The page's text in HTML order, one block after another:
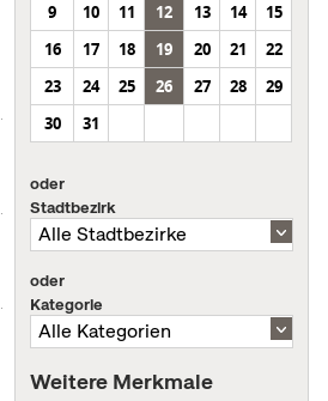
9
10 11 12 13 14
15
16
17 18 19 20 21
22
23
24 25 26 27 28
29
30
31
oder
Stadtbezirk
oder
Kategorie
Weitere Merkmale